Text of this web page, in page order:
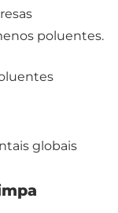
poluentes.
globais